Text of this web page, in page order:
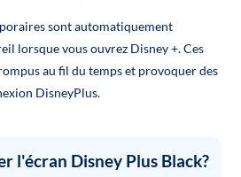
sont automatiquement
lorsque vous ouvrez Disney +. Ces
au fil du temps et provoquer des
DisneyPlus.
l'écran Disney Plus Black?